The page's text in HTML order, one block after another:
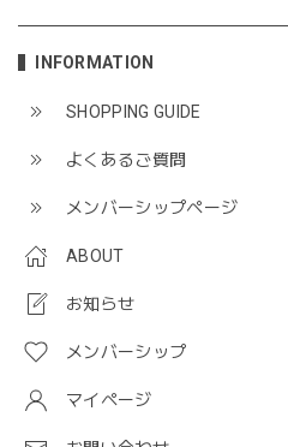
INFORMATION
SHOPPING GUIDE
よくあるご質問
メンバーシップページ
ABOUT
お知らせ
メンバーシップ
マイページ